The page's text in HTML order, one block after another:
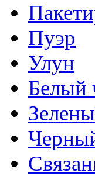
Пуэр
Улун
Белый